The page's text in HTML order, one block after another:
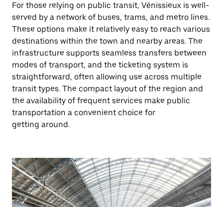
For those relying on public transit, Vénissieux is well-
served by a network of buses, trams, and metro lines.
These options make it relatively easy to reach various
destinations within the town and nearby areas. The
infrastructure supports seamless transfers between
modes of transport, and the ticketing system is
straightforward, often allowing use across multiple
transit types. The compact layout of the region and
the availability of frequent services make public
transportation a convenient choice for
getting around.